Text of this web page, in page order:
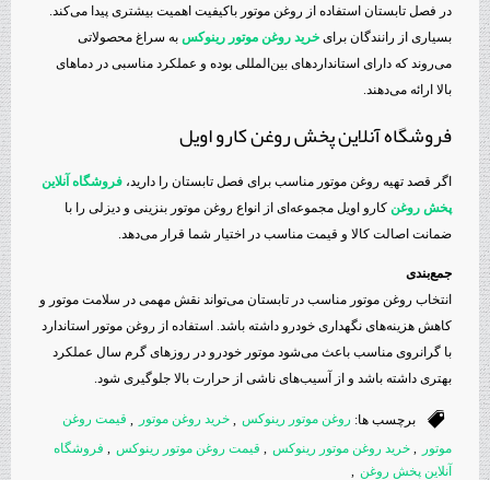
در فصل تابستان استفاده از روغن موتور باکیفیت اهمیت بیشتری پیدا می‌کند.
بسیاری از رانندگان برای خرید روغن موتور رینوکس به سراغ محصولاتی
می‌روند که دارای استانداردهای بین‌المللی بوده و عملکرد مناسبی در دماهای
بالا ارائه می‌دهند.
فروشگاه آنلاین پخش روغن کارو اویل
اگر قصد تهیه روغن موتور مناسب برای فصل تابستان را دارید، فروشگاه آنلاین
پخش روغن کارو اویل مجموعه‌ای از انواع روغن موتور بنزینی و دیزلی را با
ضمانت اصالت کالا و قیمت مناسب در اختیار شما قرار می‌دهد.
جمع‌بندی
انتخاب روغن موتور مناسب در تابستان می‌تواند نقش مهمی در سلامت موتور و
کاهش هزینه‌های نگهداری خودرو داشته باشد. استفاده از روغن موتور استاندارد
با گرانروی مناسب باعث می‌شود موتور خودرو در روزهای گرم سال عملکرد
بهتری داشته باشد و از آسیب‌های ناشی از حرارت بالا جلوگیری شود.
برچسب ها: روغن موتور رینوکس خرید روغن موتور
قیمت روغن
موتور
خرید روغن موتور رینوکس قیمت روغن موتور رینوکس
فروشگاه
آنلاین پخش روغن